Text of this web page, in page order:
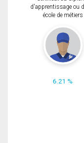
d'apprentissage ou
école de métiers
6.21 %